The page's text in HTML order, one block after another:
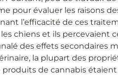
pour évaluer les raisons
l’efficacité de ces
les chiens et ils
des effets secondaires
la plupart des
de cannabis